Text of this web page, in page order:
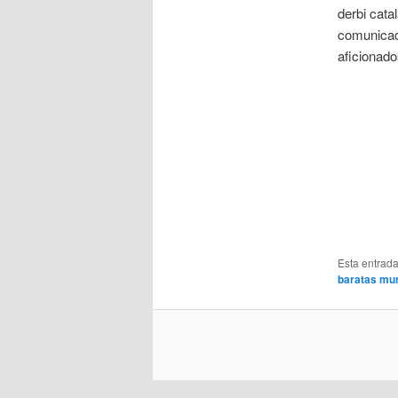
derbi
Esta
baratas